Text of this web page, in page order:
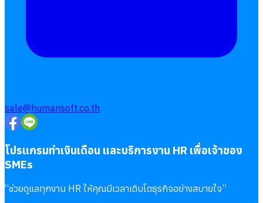
sale@humansoft.co.th
โปรแกรมทำเงินเดือน และบริการงาน HR เพื่อเจ้าของ
SMEs
“ช่วยดูแลทุกงาน HR ให้คุณมีเวลาเติบโตธุรกิจอย่างสบายใจ”